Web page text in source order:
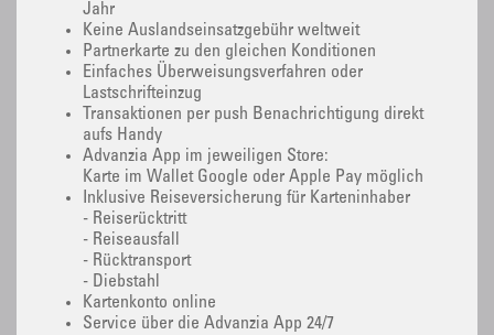
Jahr
Keine Auslandseinsatzgebühr weltweit
Partnerkarte zu den gleichen Konditionen
Einfaches Überweisungsverfahren oder
Lastschrifteinzug
Transaktionen per push Benachrichtigung direkt
aufs Handy
Advanzia App im jeweiligen Store:
Karte im Wallet Google oder Apple Pay möglich
Inklusive Reiseversicherung für Karteninhaber
- Reiserücktritt
- Reiseausfall
- Rücktransport
- Diebstahl
Kartenkonto online
Service über die Advanzia App 24/7